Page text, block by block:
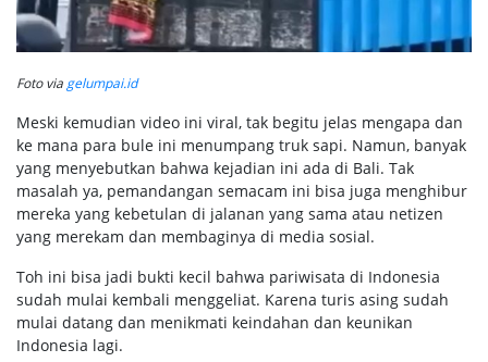
Foto via gelumpai.id
Meski kemudian video ini viral, tak begitu jelas mengapa dan
ke mana para bule ini menumpang truk sapi. Namun, banyak
yang menyebutkan bahwa kejadian ini ada di Bali. Tak
masalah ya, pemandangan semacam ini bisa juga menghibur
mereka yang kebetulan di jalanan yang sama atau netizen
yang merekam dan membaginya di media sosial.
Toh ini bisa jadi bukti kecil bahwa pariwisata di Indonesia
sudah mulai kembali menggeliat. Karena turis asing sudah
mulai datang dan menikmati keindahan dan keunikan
Indonesia lagi.